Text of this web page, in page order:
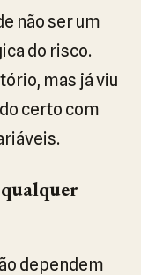
não ser um
do risco.
mas já viu
certo com
dependem